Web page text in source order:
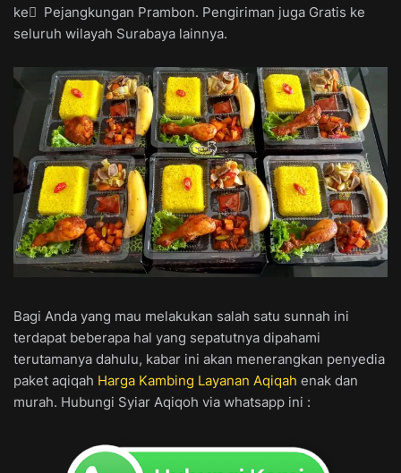
ke ِ Pejangkungan Prambon. Pengiriman juga Gratis ke
seluruh wilayah Surabaya lainnya.
Bagi Anda yang mau melakukan salah satu sunnah ini
terdapat beberapa hal yang sepatutnya dipahami
terutamanya dahulu, kabar ini akan menerangkan penyedia
paket aqiqah Harga Kambing Layanan Aqiqah enak dan
murah. Hubungi Syiar Aqiqoh via whatsapp ini :